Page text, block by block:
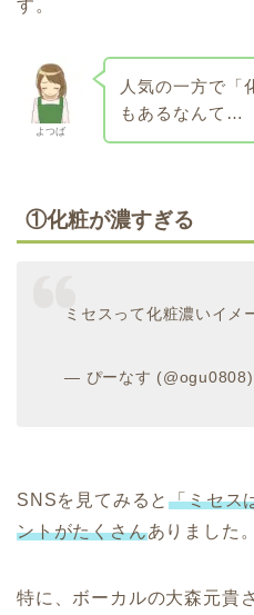
す。
よつば
人気の一方で「
もあるなんて…
①化粧が濃すぎる
ミセスって化粧濃いイメ
— ぴーなす
SNSを見てみると「ミセス
ントがたくさんありました。
特に、ボーカルの大森元貴